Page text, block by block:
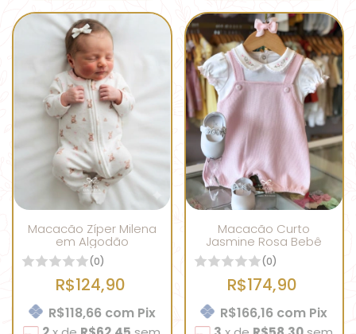
Macacão Zíper Milena
em Algodão
(0)
R$124,90
R$118,66 com Pix
Macacão Curto
Jasmine Rosa Bebê
(0)
R$174,90
R$166,16 com Pix